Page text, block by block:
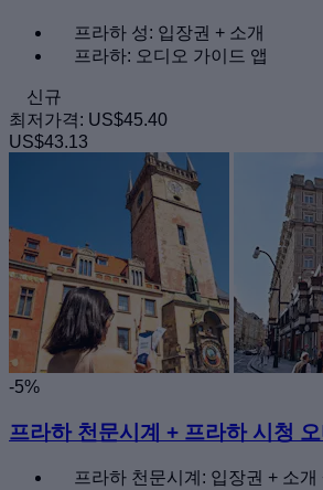
프라하 성: 입장권 + 소개
프라하: 오디오 가이드 앱
신규
최저가격: US$45.40
US$43.13
-5%
프라하 천문시계 + 프라하 시청
프라하 천문시계: 입장권 + 소개